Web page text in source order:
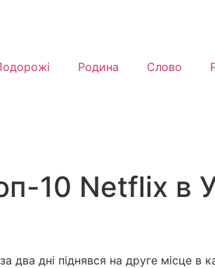
Родина Слово
10 Netflix в
дні піднявся на друге місце в